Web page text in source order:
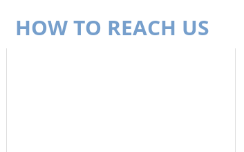
HOW TO REACH US